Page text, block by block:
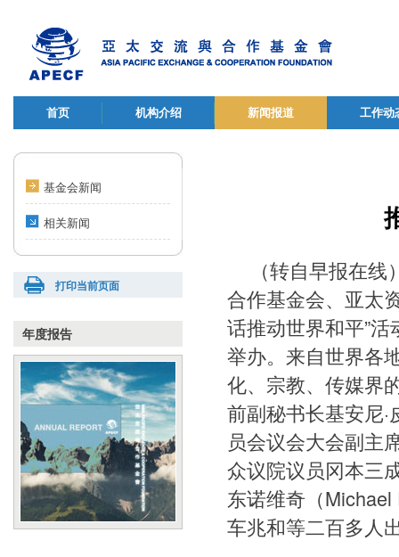
首页 机构介绍 新闻报道 工作动
基金会新闻
相关新闻
打印当前页面
年度报告
（转自早报在
合作基金会、亚太
话推动世界和平”
举办。来自世界各
化、宗教、传媒界
前副秘书长基安尼
员会议会大会副主
众议院议员冈本三
东诺维奇（
车兆和等二百多人